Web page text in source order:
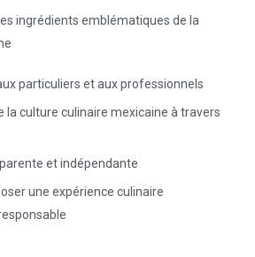
ingrédients emblématiques de la
particuliers et aux professionnels
la culture culinaire mexicaine à travers
et indépendante
une expérience culinaire